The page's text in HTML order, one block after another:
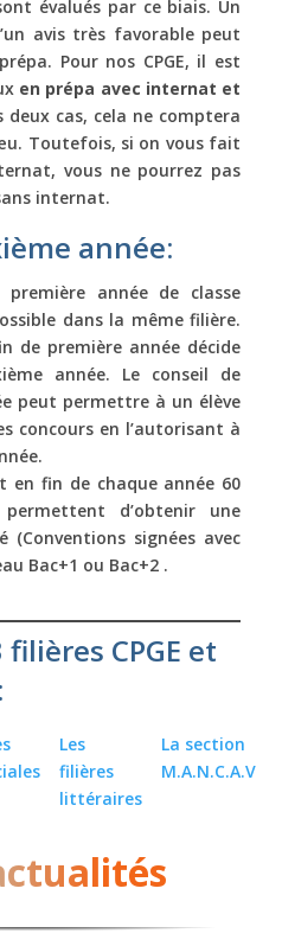
évalués par ce biais. Un
avis très favorable peut
Pour nos CPGE, il est
en prépa avec internat et
deux cas, cela ne comptera
Toutefois, si on vous fait
vous ne pourrez pas
internat.
année:
année de classe
dans la même filière.
de première année décide
année. Le conseil de
peut permettre à un élève
concours en l’autorisant à
en fin de chaque année 60
d’obtenir une
(Conventions signées avec
Bac+1 ou Bac+2 .
CPGE et
Les
filières
littéraires
La section
M.A.N.C.A.V